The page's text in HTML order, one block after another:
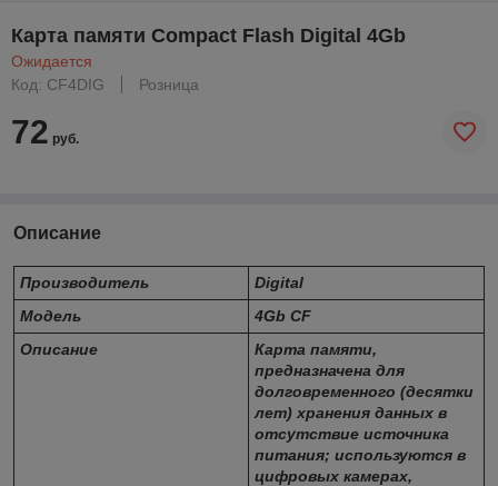
Карта памяти Compact Flash Digital 4Gb
Ожидается
Код: CF4DIG
Розница
72 руб.
Описание
Производитель
Digital
Модель
4Gb CF
Описание
Карта памяти,
предназначена для
долговременного (десятки
лет) хранения данных в
отсутствие источника
питания; используются в
цифровых камерах,